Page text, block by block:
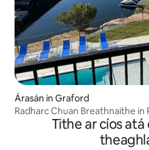
Árasán in Graford
Radharc Chuan Breathnaithe in
Tithe ar cíos